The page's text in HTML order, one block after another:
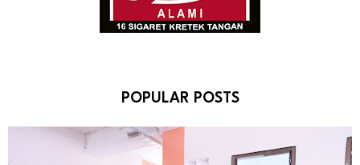
POPULAR POSTS